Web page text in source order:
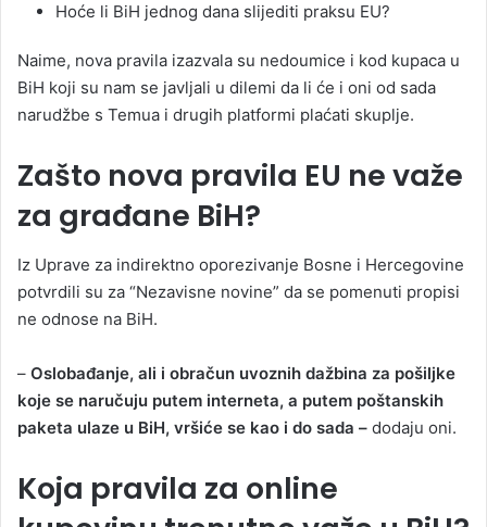
Hoće li BiH jednog dana slijediti praksu EU?
Naime, nova pravila izazvala su nedoumice i kod kupaca u
BiH koji su nam se javljali u dilemi da li će i oni od sada
narudžbe s Temua i drugih platformi plaćati skuplje.
Zašto nova pravila EU ne važe
za građane BiH?
Iz Uprave za indirektno oporezivanje Bosne i Hercegovine
potvrdili su za “Nezavisne novine” da se pomenuti propisi
ne odnose na BiH.
– Oslobađanje, ali i obračun uvoznih dažbina za pošiljke
koje se naručuju putem interneta, a putem poštanskih
paketa ulaze u BiH, vršiće se kao i do sada – dodaju oni.
Koja pravila za online